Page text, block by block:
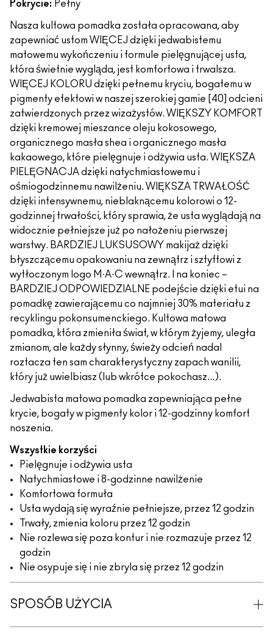
Pokrycie: Pełny
Nasza kultowa pomadka została opracowana, aby
zapewniać ustom WIĘCEJ dzięki jedwabistemu
matowemu wykończeniu i formule pielęgnującej usta,
która świetnie wygląda, jest komfortowa i trwalsza.
WIĘCEJ KOLORU dzięki pełnemu kryciu, bogatemu w
pigmenty efektowi w naszej szerokiej gamie [40] odcieni
zatwierdzonych przez wizażystów. WIĘKSZY KOMFORT
dzięki kremowej mieszance oleju kokosowego,
organicznego masła shea i organicznego masła
kakaowego, które pielęgnuje i odżywia usta. WIĘKSZA
PIELĘGNACJA dzięki natychmiastowemu i
ośmiogodzinnemu nawilżeniu. WIĘKSZA TRWAŁOŚĆ
dzięki intensywnemu, nieblaknącemu kolorowi o 12-
godzinnej trwałości, który sprawia, że usta wyglądają na
widocznie pełniejsze już po nałożeniu pierwszej
warstwy. BARDZIEJ LUKSUSOWY makijaż dzięki
błyszczącemu opakowaniu na zewnątrz i sztyftowi z
wytłoczonym logo M·A·C wewnątrz. I na koniec –
BARDZIEJ ODPOWIEDZIALNE podejście dzięki etui na
pomadkę zawierającemu co najmniej 30% materiału z
recyklingu pokonsumenckiego. Kultowa matowa
pomadka, która zmieniła świat, w którym żyjemy, uległa
zmianom, ale każdy słynny, świeży odcień nadal
roztacza ten sam charakterystyczny zapach wanilii,
który już uwielbiasz (lub wkrótce pokochasz...).
Jedwabista matowa pomadka zapewniająca pełne
krycie, bogaty w pigmenty kolor i 12-godzinny komfort
noszenia.
Wszystkie korzyści
Pielęgnuje i odżywia usta
Natychmiastowe i 8-godzinne nawilżenie
Komfortowa formuła
Usta wydają się wyraźnie pełniejsze, przez 12 godzin
Trwały, zmienia koloru przez 12 godzin
Nie rozlewa się poza kontur i nie rozmazuje przez 12
godzin
Nie osypuje się i nie zbryla się przez 12 godzin
SPOSÓB UŻYCIA